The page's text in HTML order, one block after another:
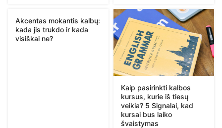
Akcentas mokantis kalbų:
kada jis trukdo ir kada
visiškai ne?
Kaip pasirinkti kalbos
kursus, kurie iš tiesų
veikia? 5 Signalai, kad
kursai bus laiko
švaistymas